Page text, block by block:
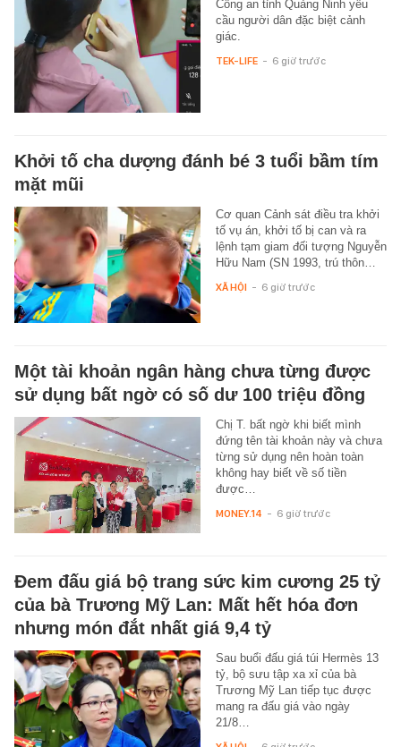
Công an tỉnh Quảng Ninh yêu
cầu người dân đặc biệt cảnh
giác.
TEK-LIFE - 6 giờ trước
Khởi tố cha dượng đánh bé 3 tuổi bầm tím
mặt mũi
Cơ quan Cảnh sát điều tra khởi
tố vụ án, khởi tố bị can và ra
lệnh tạm giam đối tượng Nguyễn
Hữu Nam (SN 1993, trú thôn…
XÃ HỘI - 6 giờ trước
Một tài khoản ngân hàng chưa từng được
sử dụng bất ngờ có số dư 100 triệu đồng
Chị T. bất ngờ khi biết mình
đứng tên tài khoản này và chưa
từng sử dụng nên hoàn toàn
không hay biết về số tiền
được…
MONEY.14 - 6 giờ trước
Đem đấu giá bộ trang sức kim cương 25 tỷ
của bà Trương Mỹ Lan: Mất hết hóa đơn
nhưng món đắt nhất giá 9,4 tỷ
Sau buổi đấu giá túi Hermès 13
tỷ, bộ sưu tập xa xỉ của bà
Trương Mỹ Lan tiếp tục được
mang ra đấu giá vào ngày
21/8…